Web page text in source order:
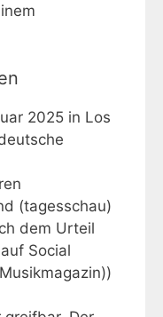
2025 in Los
(tagesschau)
dem Urteil
Social